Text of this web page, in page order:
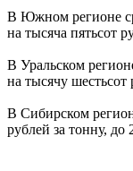
В Южном регионе
на тысяча пятьсот
В Уральском
на тысячу шестьсот
В Сибирском
рублей за тонну, до